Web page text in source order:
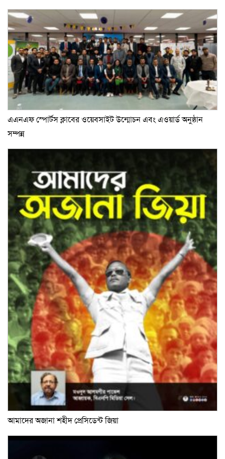
এএনএফ স্পোর্টস ক্লাবের ওয়েবসাইট উন্মোচন এবং এওয়ার্ড অনুষ্ঠান
সম্পন্ন
আমাদের অজানা শহীদ প্রেসিডেন্ট জিয়া